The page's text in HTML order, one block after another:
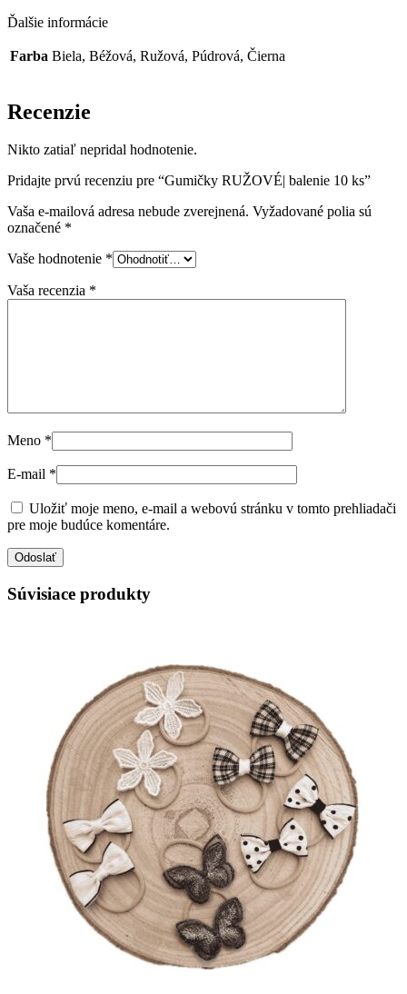
Ďalšie informácie
Farba Biela, Béžová, Ružová, Púdrová, Čierna
Recenzie
Nikto zatiaľ nepridal hodnotenie.
Pridajte prvú recenziu pre “Gumičky RUŽOVÉ| balenie 10 ks”
Vaša e-mailová adresa nebude zverejnená. Vyžadované polia sú
označené *
Vaše hodnotenie *
Vaša recenzia *
Meno *
E-mail *
Uložiť moje meno, e-mail a webovú stránku v tomto prehliadači
pre moje budúce komentáre.
Súvisiace produkty